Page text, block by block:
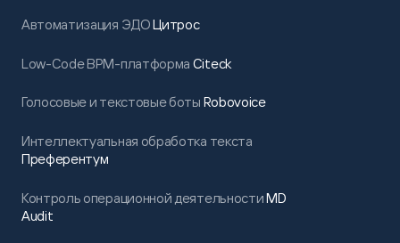
Автоматизация ЭДОЦитрос
Low-Code BPM-платформа Citeck
Голосовые и текстовые боты Robovoice
Интеллектуальная обработка текста
Преферентум
Контроль операционной деятельностиMD
Audit